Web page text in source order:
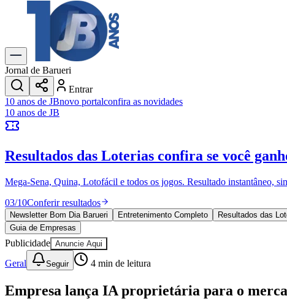
Explore Tudo
Últimas Notícias
Previsão do Tempo
Trânsito e Rotas
Dia a Dia & Lazer
Transportes
Gastronomia
Cinema & Shows
JogosNovo
Anuncie no Portal
Cadastrar Empresa
Divulgar Vagas Novo
Publicidade Legal
Política
Eleições
Esportes
Saúde
Segurança
Cultura
Obras
Educação
Jornal de Barueri
Entrar
10 anos de JBnovo portalconfira as novidades
10 anos de JB
Resultados das Loterias confira se você
Mega-Sena, Quina, Lotofácil e todos os jogos. Resultado instantâneo,
03/10Conferir resultados
Newsletter Bom Dia Barueri Entretenimento Completo Resultados das
Guia de Empresas
Publicidade Anuncie Aqui
Geral Seguir 4 min de leitura
Empresa lança IA proprietária para o